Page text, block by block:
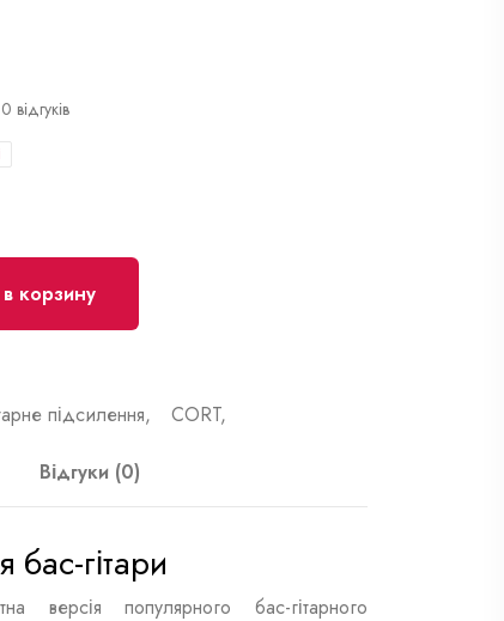
0 відгуків
корзину
підсилення, CORT,
Відгуки (0)
гітари
популярного бас-гітарного